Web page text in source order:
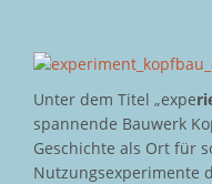
Unter dem Titel „expe
spannende Bauwerk
Geschichte als Ort für
Nutzungsexperimente